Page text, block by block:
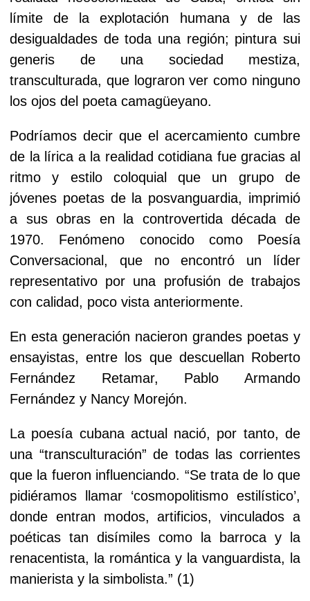
límite de la explotación humana y de las
desigualdades de toda una región; pintura sui
generis de una sociedad mestiza,
transculturada, que lograron ver como ninguno
los ojos del poeta camagüeyano.
Podríamos decir que el acercamiento cumbre
de la lírica a la realidad cotidiana fue gracias al
ritmo y estilo coloquial que un grupo de
jóvenes poetas de la posvanguardia, imprimió
a sus obras en la controvertida década de
1970. Fenómeno conocido como Poesía
Conversacional, que no encontró un líder
representativo por una profusión de trabajos
con calidad, poco vista anteriormente.
En esta generación nacieron grandes poetas y
ensayistas, entre los que descuellan Roberto
Fernández Retamar, Pablo Armando
Fernández y Nancy Morejón.
La poesía cubana actual nació, por tanto, de
una “transculturación” de todas las corrientes
que la fueron influenciando. “Se trata de lo que
pidiéramos llamar ‘cosmopolitismo estilístico’,
donde entran modos, artificios, vinculados a
poéticas tan disímiles como la barroca y la
renacentista, la romántica y la vanguardista, la
manierista y la simbolista.” (1)